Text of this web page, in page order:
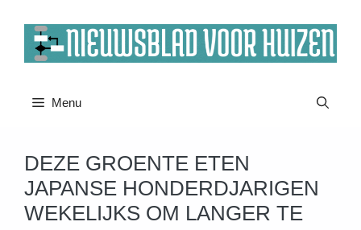
naar
Menu
DEZE GROENTE ETEN
JAPANSE HONDERDJARIGEN
WEKELIJKS OM LANGER TE